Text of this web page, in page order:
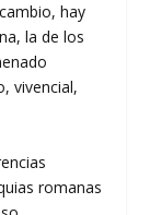
hay
la de los
vivencial,
romanas